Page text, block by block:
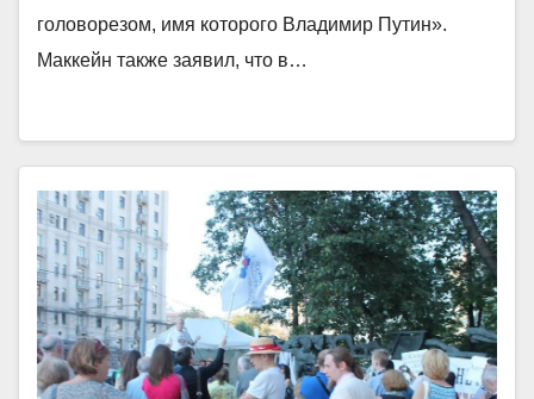
головорезом, имя которого Владимир Путин».
Маккейн также заявил, что в…